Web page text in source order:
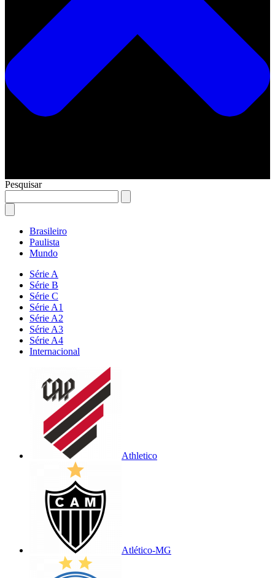
Pesquisar
Brasileiro
Paulista
Mundo
Série A
Série B
Série C
Série A1
Série A2
Série A3
Série A4
Internacional
Athletico
Atlético-MG